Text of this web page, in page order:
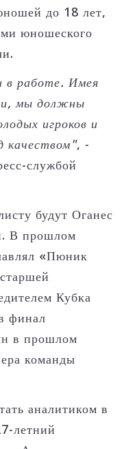
до 18 лет,
юношеского
в работе. Имея
мы должны
игроков и
качеством", -
службой
будут Оганес
В прошлом
«Пюник
Кубка
финал
в прошлом
команды
аналитиком в
летний